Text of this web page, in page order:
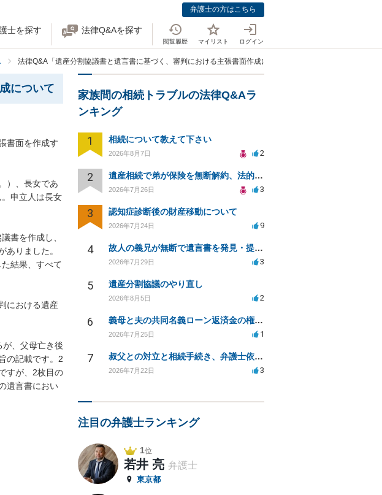
弁護士の方はこちら
士を探す 法律Q&Aを探す
閲覧履歴 マイリスト ログイン
法律Q&A「遺産分割協議書と遺言書に基づく、審判における主張書面作成について」
について
書面を作成す
）、長女であ
申立人は長女
書を作成し、
りました。
結果、すべて
における遺産
、父母亡き後
の記載です。2
すが、2枚目の
遺言書におい
家族間の相続トラブルの法律Q&Aラ
ンキング
1 相続について教えて下さい
2026年8月7日 2
2 遺産相続で弟が保険を無断解約、法的問題は？
2026年7月26日 3
3 認知症診断後の財産移動について
2026年7月24日 9
4 故人の義兄が無断で遺言書を発見・提出、法的対処法は？
2026年7月29日 3
5 遺産分割協議のやり直し
2026年8月5日 2
6 義母と夫の共同名義ローン返済金の権利について知りたい
2026年7月25日 1
7 叔父との対立と相続手続き、弁護士依頼の方法は？
2026年7月22日 3
注目の弁護士ランキング
1位
若井 亮 弁護士
東京都